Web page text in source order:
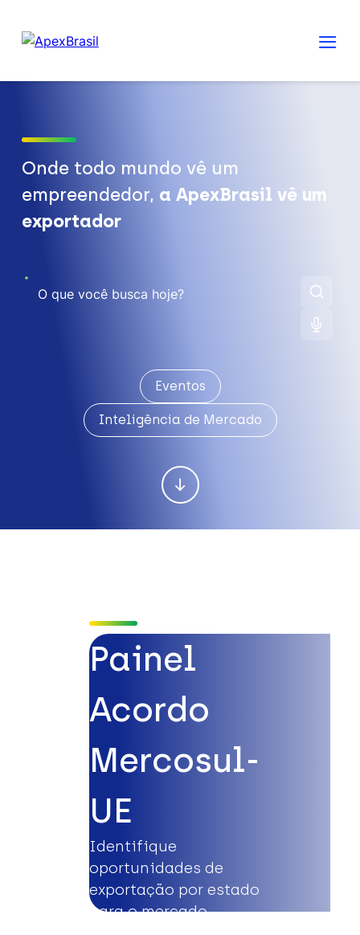
Onde todo mundo vê um
empreendedor, a ApexBrasil vê um
exportador
Eventos
Inteligência de Mercado
Painel
Acordo
Mercosul-
UE
Identifique
oportunidades de
exportação por estado
para o mercado